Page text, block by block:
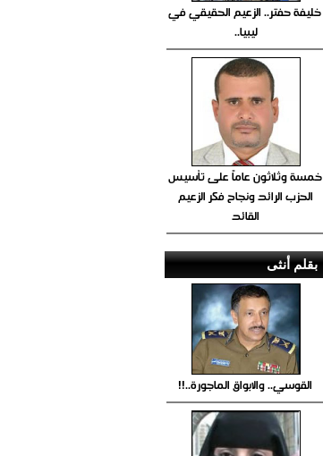
خليفة حفتر.. الزعيم الحقيقي في
ليبيا..
خمسة وثلاثون عاماً على تأسيس
الحزب الرائد ونجاح فكر الزعيم
القائد
بقلم أنثى
القوسي.. والابواق الماجورة..!!